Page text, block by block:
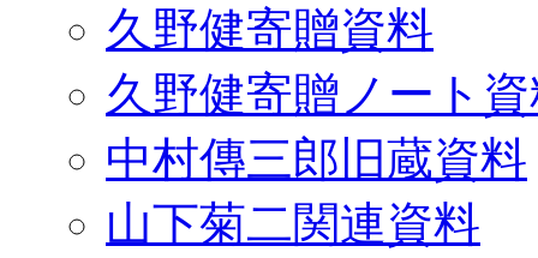
久野健寄贈資料
久野健寄贈ノート
中村傳三郎旧蔵資料
山下菊二関連資料